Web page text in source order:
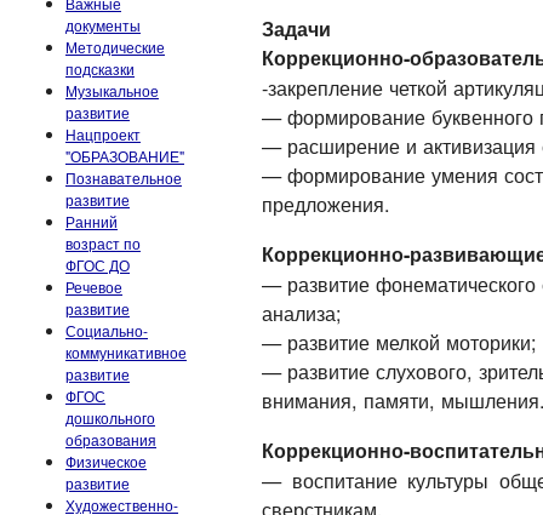
документы
Методические
подсказки
Музыкальное
развитие
Нацпроект
"ОБРАЗОВАНИЕ"
Познавательное
развитие
Ранний
возраст по
ФГОС ДО
Речевое
развитие
Социально-
коммуникативное
развитие
ФГОС
дошкольного
образования
Физическое
развитие
Художественно-
Задачи
Коррекционно-
-закрепление четкой
— формирование буквенного
— расширение и активизация
— формирование умения
предложения.
Коррекционно-
— развитие фонематического
анализа;
— развитие мелкой моторики;
— развитие слухового,
внимания, памяти,
Коррекционно-
— воспитание культуры
сверстникам.